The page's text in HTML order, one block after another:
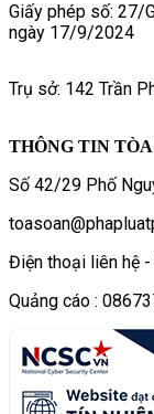
Giấy phép số: 27/
ngày 17/9/2024
Trụ sở: 142 Trần
THÔNG TIN TÒA
Số 42/29 Phố
Điện thoại liên hệ
Quảng cáo :